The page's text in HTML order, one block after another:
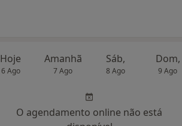
Hoje
6 Ago
Amanhã
7 Ago
Sáb,
8 Ago
Dom,
9 Ago
O agendamento online não está